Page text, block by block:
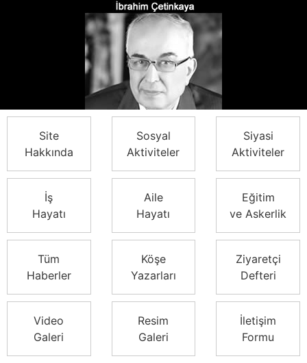
Site
Hakkında
Sosyal
Aktiviteler
Siyasi
Aktiviteler
İş
Hayatı
Aile
Hayatı
Eğitim
ve Askerlik
Tüm
Haberler
Köşe
Yazarları
Ziyaretçi
Defteri
Video
Galeri
Resim
Galeri
İletişim
Formu